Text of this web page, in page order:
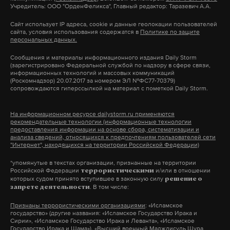
8 декабря 1987 г
в Вашингтоне бессрочный Договор о ликвидации
ракет средней и малой дальности.
pic.twitter.com/j5KsRxk1Xq
— Карточный Домик (@WhiteHouseCards)
декабря 2016 г.
Ранее, в середине июня, Горбачев сообщил, что
удивлен заявлению Владимира Путина о том, что
отсутствие гарантий нерасширения НАТО на
договор о запрете расширения НАТО в конце 80-х
— начале 90-х «было юридически невозможно»,
Союз входил в состав военно-политической
Организации Варшавского договора. Горбачев
непопулярных групп, не вызывающих интерес у
молодежи, не добавляют оптимизма. Они смотрят
на другие города, идущие в ногу со временем, и
совокупность факторов», — уверен Стручаев.
Учредитель: ООО "ОрденФеликса", Главный редактор: Таразевич А.А.
Сайт использует IP адреса, cookie и данные геолокации пользователей
сайта, условия использования содержатся в Политике по защите
персональных данных.
Сообщения и материалы информационного издания Daily Storm
(зарегистрировано Федеральной службой по надзору в сфере связи,
информационных технологий и массовых коммуникаций
(Роскомнадзор) 20.07.2017 за номером ЭЛ №ФС77-70379)
сопровождаются гиперссылкой на материал с пометкой Daily Storm.
На информационном ресурсе dailystorm.ru применяются
рекомендательные технологии (информационные технологии
предоставления информации на основе сбора, систематизации и
анализа сведений, относящихся к предпочтениям пользователей сети
"Интернет", находящихся на территории Российской Федерации)
*упомянутые в текстах организации, признанные на территории
Российской Федерации террористическими и/или в отношении
которых судом принято вступившее в законную силу решение о
запрете деятельности. В том числе:
Признаны террористическими организациями: «Исламское
государство» (другие названия: «Исламское Государство Ирака и
Сирии», «Исламское Государство Ирака и Леванта», «Исламское
Государство Ирака и Шама»), «Высший военный Маджлисуль Шура